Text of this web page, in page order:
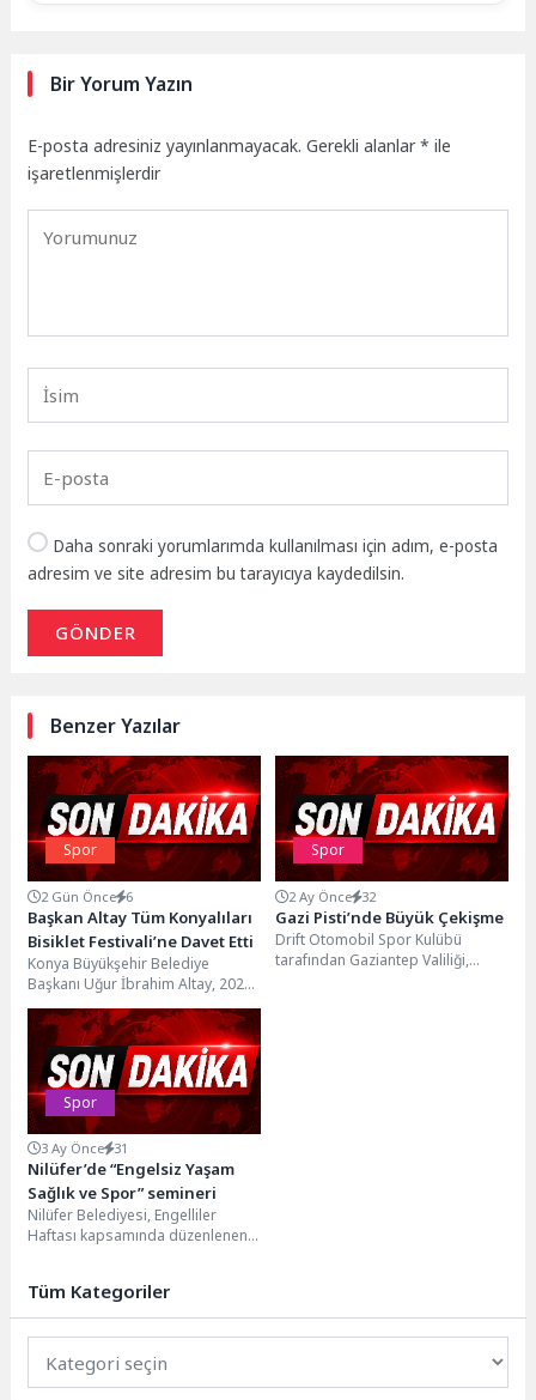
Bir Yorum Yazın
E-posta adresiniz yayınlanmayacak. Gerekli alanlar* ile
işaretlenmişlerdir
Daha sonraki yorumlarımda kullanılması için adım, e-posta
adresim ve site adresim bu tarayıcıya kaydedilsin.
GÖNDER
Benzer Yazılar
Spor
2 Gün Önce 6
Başkan Altay Tüm Konyalıları
Bisiklet Festivali’ne Davet Etti
Konya Büyükşehir Belediye
Başkanı Uğur İbrahim Altay, 2026
Avrupa Bisiklet Başkenti Konya’da
6-9 Ağustos tarihleri...
Spor
2 Ay Önce 32
Gazi Pisti’nde Büyük Çekişme
Drift Otomobil Spor Kulübü
tarafından Gaziantep Valiliği,
Spor
3 Ay Önce 31
Nilüfer’de “Engelsiz Yaşam
Sağlık ve Spor” semineri
Nilüfer Belediyesi, Engelliler
Haftası kapsamında düzenlenen
toplumsal...
Tüm Kategoriler